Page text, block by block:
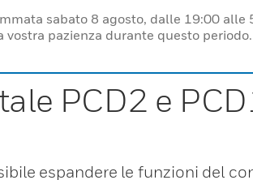
sabato 8 agosto, dalle 19:00
pazienza durante questo periodo.
PCD2 e
espandere le funzioni del